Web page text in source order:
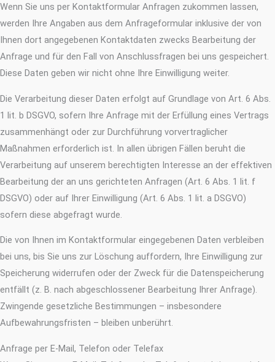
Wenn Sie uns per Kontaktformular Anfragen zukommen lassen,
werden Ihre Angaben aus dem Anfrageformular inklusive der von
Ihnen dort angegebenen Kontaktdaten zwecks Bearbeitung der
Anfrage und für den Fall von Anschlussfragen bei uns gespeichert.
Diese Daten geben wir nicht ohne Ihre Einwilligung weiter.
Die Verarbeitung dieser Daten erfolgt auf Grundlage von Art. 6 Abs.
1 lit. b DSGVO, sofern Ihre Anfrage mit der Erfüllung eines Vertrags
zusammenhängt oder zur Durchführung vorvertraglicher
Maßnahmen erforderlich ist. In allen übrigen Fällen beruht die
Verarbeitung auf unserem berechtigten Interesse an der effektiven
Bearbeitung der an uns gerichteten Anfragen (Art. 6 Abs. 1 lit. f
DSGVO) oder auf Ihrer Einwilligung (Art. 6 Abs. 1 lit. a DSGVO)
sofern diese abgefragt wurde.
Die von Ihnen im Kontaktformular eingegebenen Daten verbleiben
bei uns, bis Sie uns zur Löschung auffordern, Ihre Einwilligung zur
Speicherung widerrufen oder der Zweck für die Datenspeicherung
entfällt (z. B. nach abgeschlossener Bearbeitung Ihrer Anfrage).
Zwingende gesetzliche Bestimmungen – insbesondere
Aufbewahrungsfristen – bleiben unberührt.
Anfrage per E-Mail, Telefon oder Telefax